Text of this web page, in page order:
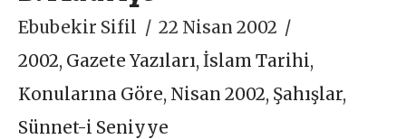
Ebubekir Sifil
22 Nisan 2002
2002, Gazete Yazıları,İslam Tarihi,
Konularına Göre, Nisan 2002, Şahışlar,
Sünnet-i Seniyye